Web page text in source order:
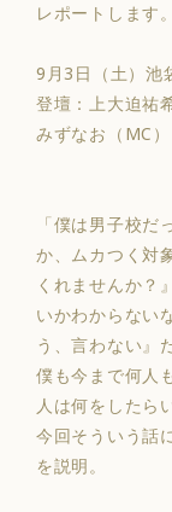
レポートします。
9月3日（土）池
登壇：上大迫祐
みずなお（MC）
「僕は男子校
か、ムカつく対
くれませんか？
いかわからない
う、言わない』
僕も今まで何人
人は何をしたら
今回そういう話
を説明。